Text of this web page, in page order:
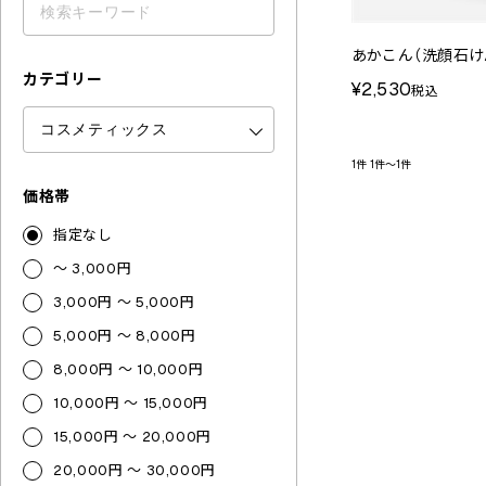
カテゴリー
価格帯
指定なし
～ 3,000円
3,000円 ～ 5,000円
5,000円 ～ 8,000円
8,000円 ～ 10,000円
10,000円 ～ 15,000円
15,000円 ～ 20,000円
20,000円 ～ 30,000円
あかこん（洗顔石
¥2,530税込
1件 1件～1件